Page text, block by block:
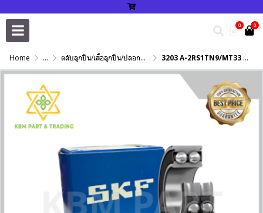
0 0
Home ... ตลับลูกปืน/เสื้อลูกปืน/ปลอกปรับเพลา/แหวนกำหนด/เพลาฮาร์ดโครม 3203 A-2RS1TN9/MT33 SKF